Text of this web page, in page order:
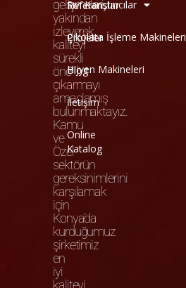
gelişmeleri
yakından
izleyerek
kaliteyi
sürekli
öne
çıkarmayı
amaçlamış
bulunmaktayız.
Kamu
ve
Özel
sektörün
gereksinimlerini
karşılamak
için
Konya’da
kurduğumuz
şirketimiz
en
iyi
Referanslar
Projeler
Blog
İletişim
Online
Katalog
Sıvı Karıştırıcılar
Çikolata İşleme Makineleri
Hijyen Makineleri